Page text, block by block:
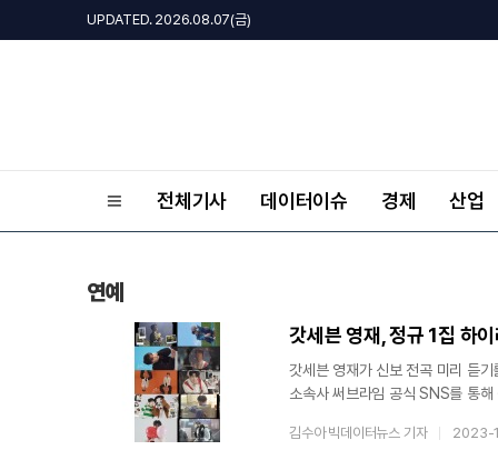
UPDATED. 2026.08.07(금)
전체기사 데이터이슈 경제 산업
연예
갓세븐 영재가 신보 전곡 미리 듣기를 오픈하며 발
소속사 써브라임 공식 SNS를 통
'Red'(레드), 'Blue'(블루) 버전 재킷 및 뮤직비
김수아 빅데이터뉴스 기자 2023-